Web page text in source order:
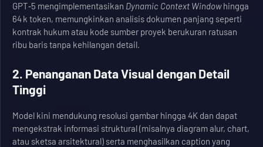
GPT‑5 mengimplementasikan Dynamic Context Windowhingga
64 k token, memungkinkan analisis dokumen panjang seperti
kontrak hukum atau kode sumber proyek berukuran ratusan
ribu baris tanpa kehilangan detail.
2. Penanganan Data Visual dengan Detail
Tinggi
Model kini mendukung resolusi gambar hingga 4K dan dapat
mengekstrak informasi struktural (misalnya diagram alur, chart,
atau sketsa arsitektural) serta menghasilkan caption yang